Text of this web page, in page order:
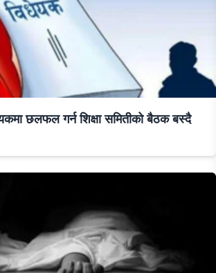
छलफल गर्न शिक्षा समितीको बैठक बस्दै